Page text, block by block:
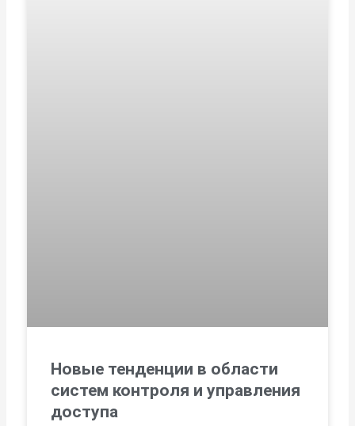
Новые тенденции в области
систем контроля и управления
доступа